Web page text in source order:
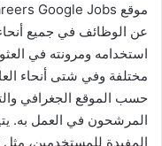
عن الوظائف في جميع أنحاء
استخدامه ومرونته في
مختلفة وفي شتى أنحاء
حسب الموقع الجغرافي
المفيدة للمستخدمين،